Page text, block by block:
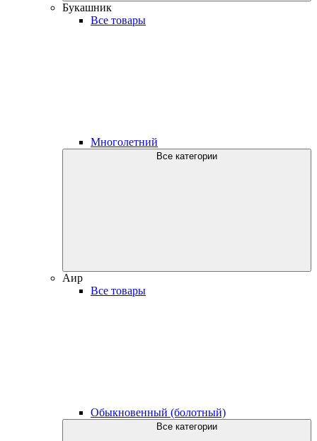
Букашник
Все товары
Многолетний
Все категории
Аир
Все товары
Обыкновенный (болотный)
Все категории